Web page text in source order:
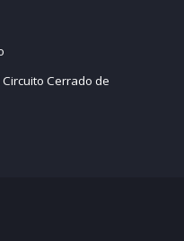
Cerrado de